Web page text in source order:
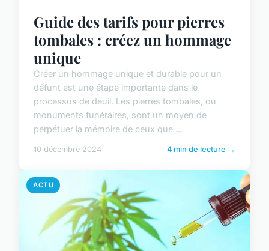
Guide des tarifs pour pierres
tombales : créez un hommage
unique
Créer un hommage unique et durable pour un
défunt est une étape importante dans le
processus de deuil. Les pierres tombales, ou
monuments funéraires, sont un moyen de
perpétuer la mémoire de ceux que ...
10 décembre 2024 4 min de lecture →
ACTU